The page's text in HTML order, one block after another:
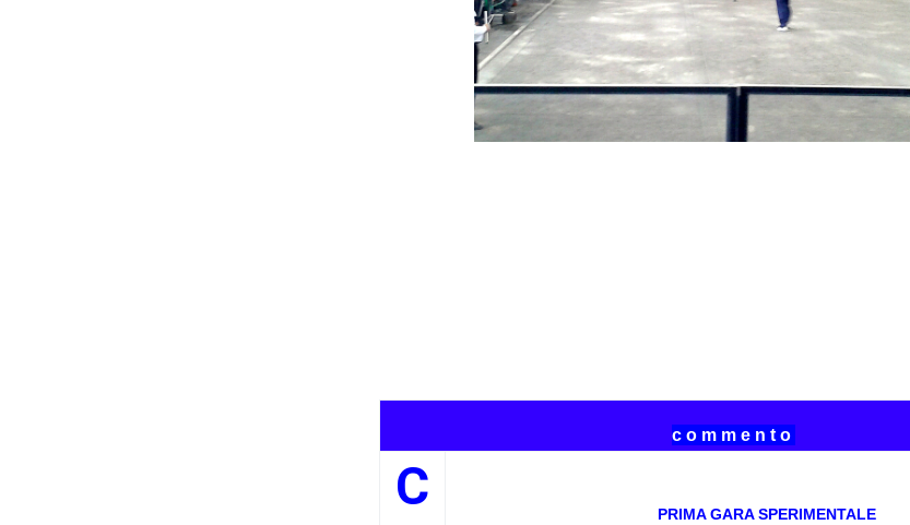
c o m m e n t o
C PRIMA GARA SPERIMENTALE